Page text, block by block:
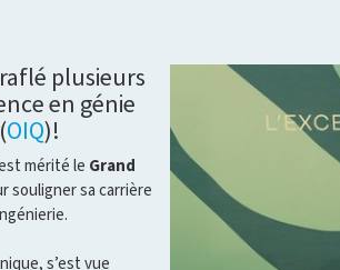
plusieurs
en génie
OIQ)!
mérité le Grand
souligner sa carrière
s’est vue